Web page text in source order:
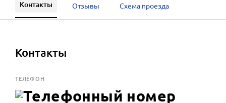
Контакты Отзывы Схема проезда
Контакты
ТЕЛЕФОН